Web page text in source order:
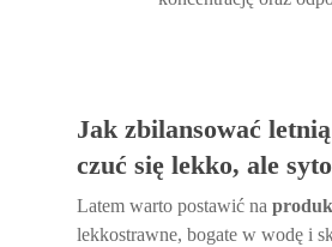
Jak zbilansować
czuć się lekko, ale
Latem warto postawić na
lekkostrawne, bogate w wodę i